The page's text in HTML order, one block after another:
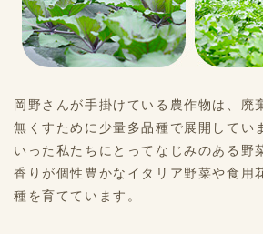
岡野さんが手掛けている農作物は、廃
無くすために少量多品種で展開してい
いった私たちにとってなじみのある野
香りが個性豊かなイタリア野菜や食用
種を育てています。